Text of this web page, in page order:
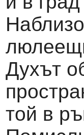
Духът
той в